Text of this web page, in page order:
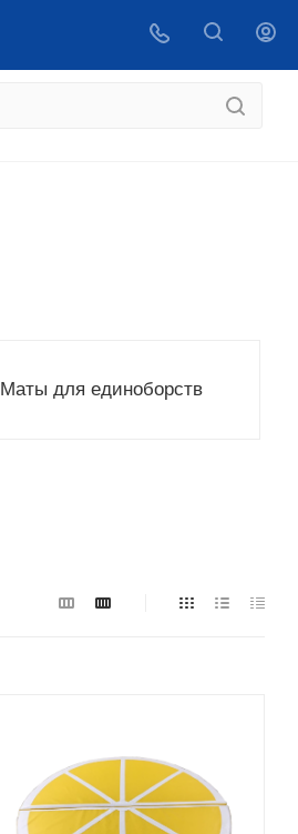
ВОЙТИ
Маты для единоборств